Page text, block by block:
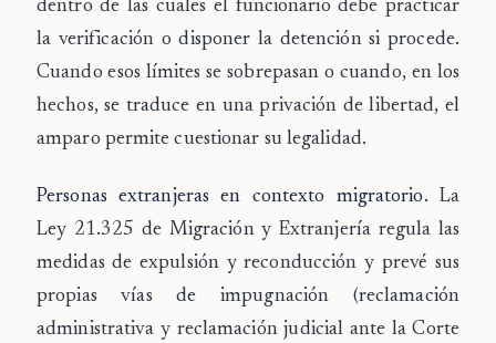
dentro de las cuales el funcionario debe practicar
la verificación o disponer la detención si procede.
Cuando esos límites se sobrepasan o cuando, en los
hechos, se traduce en una privación de libertad, el
amparo permite cuestionar su legalidad.
Personas extranjeras en contexto migratorio. La
Ley 21.325 de Migración y Extranjería regula las
medidas de expulsión y reconducción y prevé sus
propias vías de impugnación (reclamación
administrativa y reclamación judicial ante la Corte